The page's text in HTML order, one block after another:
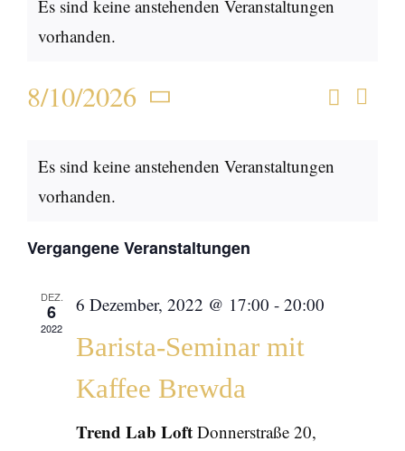
Es sind keine anstehenden Veranstaltungen
vorhanden.
Suche
SucheMonat
8/10/2026
wählen.
von
Veranstaltungen
Es sind keine anstehenden Veranstaltungen
vorhanden.
Vergangene Veranstaltungen
DEZ.
6
2022
6 Dezember, 2022 @ 17:00 - 20:00
Barista-Seminar mit
Kaffee Brewda
Trend Lab Loft Donnerstraße 20,